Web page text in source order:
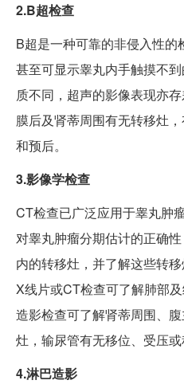
2.B超检查
B超是一种可靠的非侵入性的
甚至可显示睾丸内手触摸不
质不同，超声的影像表现亦
膜后及肾蒂周围有无转移灶
和预后。
3.影像学检查
CT检查已广泛应用于睾丸肿
对睾丸肿瘤分期估计的正确
内的转移灶，并了解这些转
X线片或CT检查可了解肺部
造影检查可了解肾蒂周围、
灶，输尿管有无移位、受压或
4.淋巴造影